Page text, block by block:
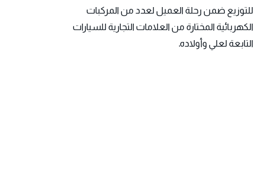
للتوزيع ضمن رحلة العميل لعدد من المركبات
الكهربائية المختارة من العلامات التجارية للسيارات
التابعة لعلي وأولاده.